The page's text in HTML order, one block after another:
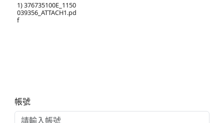
1) 376735100E_1150
039356_ATTACH1.pd
f
帳號